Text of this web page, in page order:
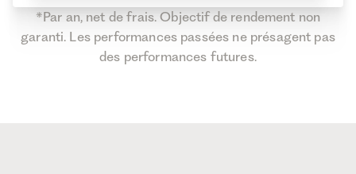
*Par an, net de frais. Objectif de rendement non
garanti. Les performances passées ne présagent pas
des performances futures.